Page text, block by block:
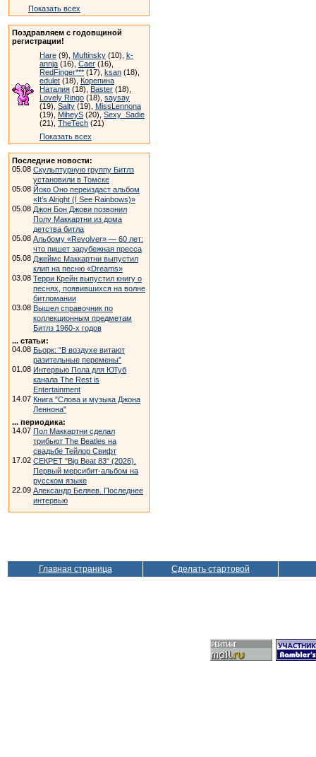
Показать всех
Поздравляем с годовщиной
регистрации!
Hare (9), Muftinsky (10), k-
annja (16), Caer (16),
RedFinger*** (17), ksan (18),
edulet (18), Корепина
Наталия (18), Baster (18),
Lovely Ringo (18), saysay
(19), Salty (19), MissLennona
(19), MiheyS (20), Sexy_Sadie
(21), TheTech (21)
Показать всех
Последние новости:
05.08 Скульптурную группу Битлз
установили в Томске
05.08 Йоко Оно переиздаст альбом
«It’s Alright (I See Rainbows)»
05.08 Джон Бон Джови позвонил
Полу Маккартни из дома
детства битла
05.08 Альбому «Revolver» — 60 лет:
что пишет зарубежная пресса
05.08 Джеймс Маккартни выпустил
клип на песню «Dreams»
03.08 Терри Крейн выпустил книгу о
песнях, появившихся на волне
битломании
03.08 Вышел справочник по
коллекционным предметам
Битлз 1960-х годов
... статьи:
04.08 Бьорк: “В воздухе витают
разительные перемены”
01.08 Интервью Пола для ЮТуб
канала The Rest is
Entertainment
14.07 Книга "Слова и музыка Джона
Леннона"
... периодика:
14.07 Пол Маккартни сделал
трибьют The Beatles на
свадьбе Тейлор Свифт
17.02 СЕКРЕТ "Big Beat 83" (2026).
Первый мерсибит-альбом на
русском языке
22.09 Александр Беляев. Последнее
интервью
Главная страница Сделать стартовой